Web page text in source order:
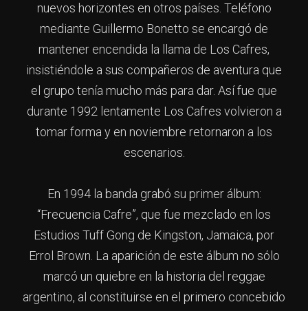
nuevos horizontes en otros países. Teléfono
mediante Guillermo Bonetto se encargó de
mantener encendida la llama de Los Cafres,
insistiéndole a sus compañeros de aventura que
el grupo tenía mucho más para dar. Así fue que
durante 1992 lentamente Los Cafres volvieron a
tomar forma y en noviembre retornaron a los
escenarios.
En 1994 la banda grabó su primer álbum:
“Frecuencia Cafre”, que fue mezclado en los
Estudios Tuff Gong de Kingston, Jamaica, por
Errol Brown. La aparición de este álbum no sólo
marcó un quiebre en la historia del reggae
argentino, al constituirse en el primero concebido